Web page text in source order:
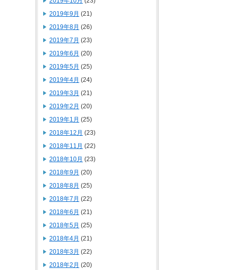
2019年9月 (21)
2019年8月 (26)
2019年7月 (23)
2019年6月 (20)
2019年5月 (25)
2019年4月 (24)
2019年3月 (21)
2019年2月 (20)
2019年1月 (25)
2018年12月 (23)
2018年11月 (22)
2018年10月 (23)
2018年9月 (20)
2018年8月 (25)
2018年7月 (22)
2018年6月 (21)
2018年5月 (25)
2018年4月 (21)
2018年3月 (22)
2018年2月 (20)